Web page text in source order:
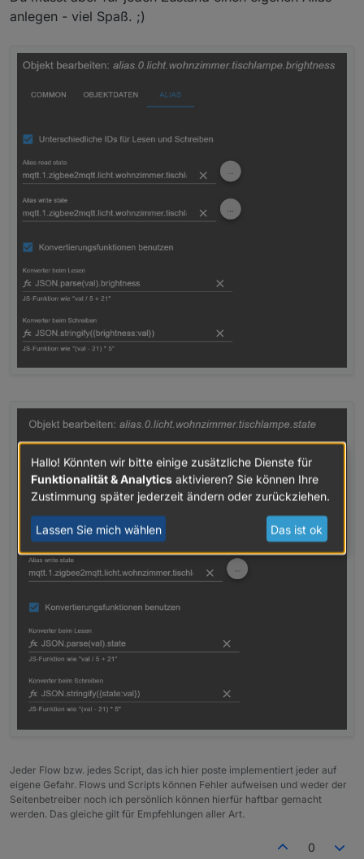
    "model": "LED1732G11",
    "softwareBuildID": "2.3.091",
    "type": "Router",
    "zclVersion": 2
  "last_seen": "2022-09-18T15:42:01+02:00",
  "power_on_behavior": "off",
  "state": "OFF",
    "state": "idle"
  "update_available": false
anlegen - viel Spaß. ;)
Jeder Flow bzw. jedes Script, das ich hier poste implementiert jeder auf
eigene Gefahr. Flows und Scripts können Fehler aufweisen und weder der
Seitenbetreiber noch ich persönlich können hierfür haftbar gemacht
werden. Das gleiche gilt für Empfehlungen aller Art.
0
Hallo! Könnten wir bitte einige zusätzliche Dienste für
Funktionalität & Analytics aktivieren? Sie können Ihre
Zustimmung später jederzeit ändern oder zurückziehen.
Lassen Sie mich wählen Das ist ok